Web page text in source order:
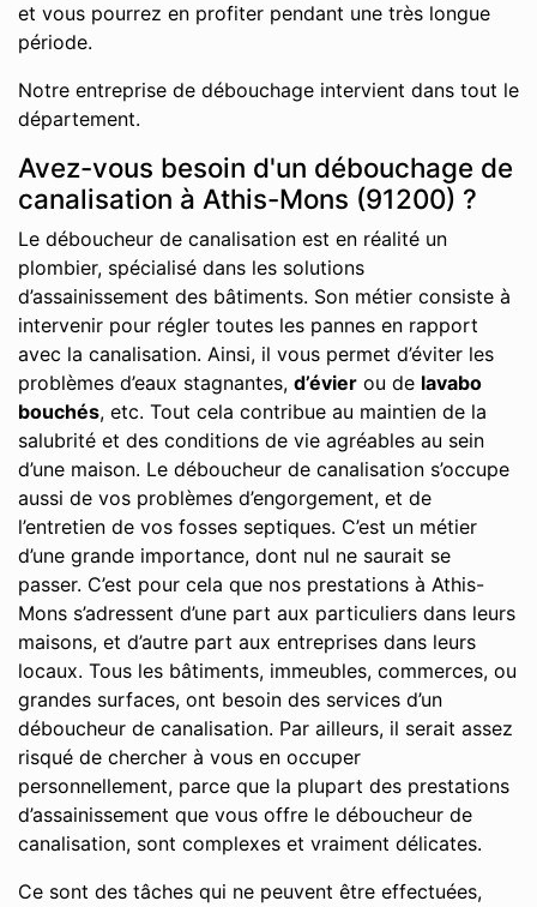
et vous pourrez en profiter pendant une très longue
période.
Notre entreprise de débouchage intervient dans tout le
département.
Avez-vous besoin d'un débouchage de
canalisation à Athis-Mons (91200) ?
Le déboucheur de canalisation est en réalité un
plombier, spécialisé dans les solutions
d’assainissement des bâtiments. Son métier consiste à
intervenir pour régler toutes les pannes en rapport
avec la canalisation. Ainsi, il vous permet d’éviter les
problèmes d’eaux stagnantes, d’évier ou de lavabo
bouchés, etc. Tout cela contribue au maintien de la
salubrité et des conditions de vie agréables au sein
d’une maison. Le déboucheur de canalisation s’occupe
aussi de vos problèmes d’engorgement, et de
l’entretien de vos fosses septiques. C’est un métier
d’une grande importance, dont nul ne saurait se
passer. C’est pour cela que nos prestations à Athis-
Mons s’adressent d’une part aux particuliers dans leurs
maisons, et d’autre part aux entreprises dans leurs
locaux. Tous les bâtiments, immeubles, commerces, ou
grandes surfaces, ont besoin des services d’un
déboucheur de canalisation. Par ailleurs, il serait assez
risqué de chercher à vous en occuper
personnellement, parce que la plupart des prestations
d’assainissement que vous offre le déboucheur de
canalisation, sont complexes et vraiment délicates.
Ce sont des tâches qui ne peuvent être effectuées,